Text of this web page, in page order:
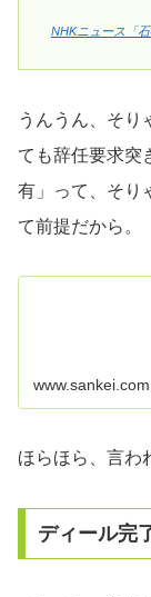
NHKニュース「
うんうん、そり
ても辞任要求突
有」って、そり
て前提だから。
www.sankei.com
ほらほら、言わ
ディール完